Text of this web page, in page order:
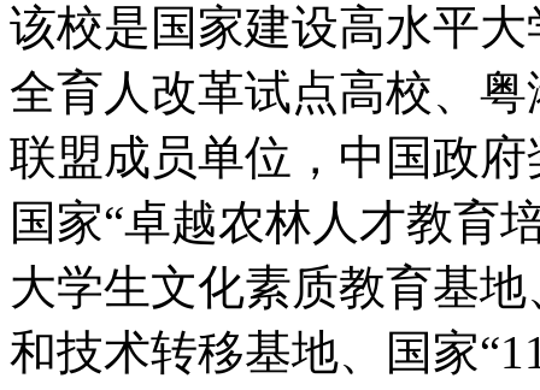
该校是国家建设高水平
全育人改革试点高校、
联盟成员单位，中国政
国家“卓越农林人才教育
大学生文化素质教育基
和技术转移基地、国家